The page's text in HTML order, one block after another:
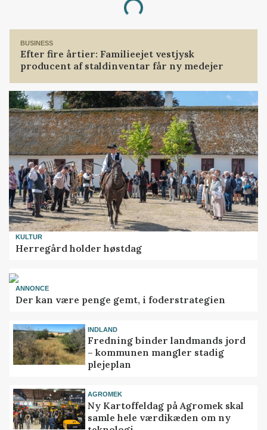
Loading...
BUSINESS
Efter fire årtier: Familieejet vestjysk
producent af staldinventar får ny medejer
KULTUR
Herregård holder høstdag
ANNONCE
Der kan være penge gemt, i foderstrategien
INDLAND
Fredning binder landmands jord
– kommunen mangler stadig
plejeplan
AGROMEK
Ny Kartoffeldag på Agromek skal
samle hele værdikæden om ny